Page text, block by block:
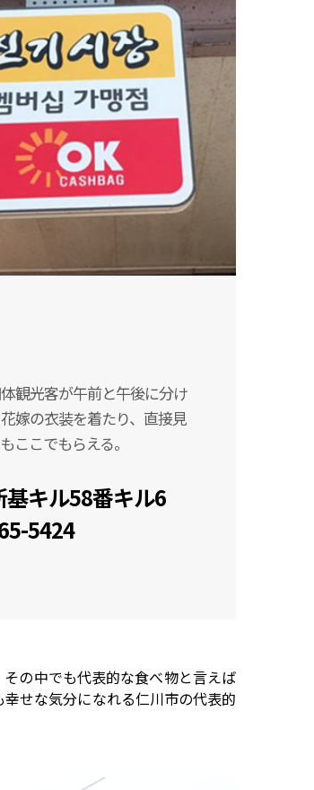
観光客が午前と午後に分け
嫁の衣装を着たり、直接見
ここでもらえる。
キル58番キル6
5424
の中でも代表的な食べ物と言えば
せな気分になれる仁川市の代表的